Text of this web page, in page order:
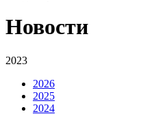
Новости
2023
2026
2025
2024